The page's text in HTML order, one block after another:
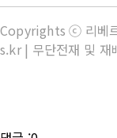
Copyrights ⓒ 리베
s.kr | 무단전재 및 재